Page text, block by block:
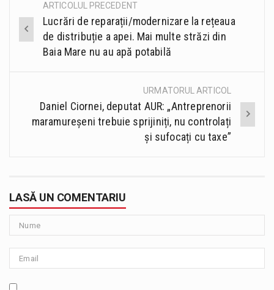
Post
navigation
ARTICOLUL PRECEDENT
Lucrări de reparații/modernizare la rețeaua
de distribuție a apei. Mai multe străzi din
Baia Mare nu au apă potabilă
URMATORUL ARTICOL
Daniel Ciornei, deputat AUR: „Antreprenorii
maramureșeni trebuie sprijiniți, nu controlați
și sufocați cu taxe”
LASĂ UN COMENTARIU